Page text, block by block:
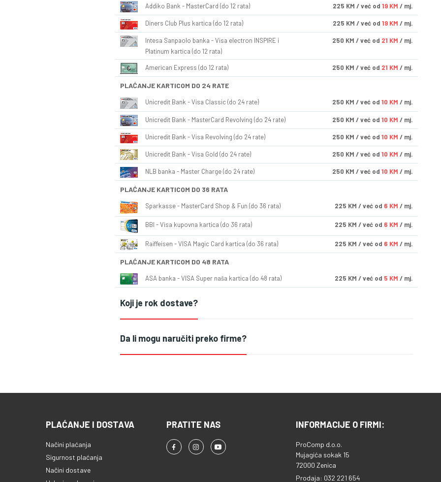
Addiko Bank - MasterCard (do 12 rata) 225 KM / već od 19 KM / mj.
Diners Club Plus kartica (do 12 rata) 225 KM / već od 19 KM / mj.
Intesa Sanpaolo banka - Visa electron INSPIRE i
Platinum kartica (do 12 rata)
250 KM / već od 21 KM / mj.
American Express (do 12 rata) 250 KM / već od 21 KM / mj.
PLAĆANJE KARTICOM DO 24 RATE
Unicredit Bank - Visa Classic (do 24 rate) 250 KM / već od 10 KM / mj.
Unicredit Bank - MasterCard Revolving (do 24 rate) 250 KM / već od 10 KM / mj.
Unicredit Bank - Visa Revolving (do 24 rate) 250 KM / već od 10 KM / mj.
Unicredit Bank - Visa Gold (do 24 rate) 250 KM / već od 10 KM / mj.
NLB banka - Master Charge (do 24 rate) 250 KM / već od 10 KM / mj.
PLAĆANJE KARTICOM DO 36 RATA
Sparkasse - MasterCard Shop & Fun (do 36 rata) 225 KM / već od 6 KM / mj.
BBI - Visa kupovna kartica (do 36 rata) 225 KM / već od 6 KM / mj.
Raiffeisen - VISA Magic Card kartica (do 36 rata) 225 KM / već od 6 KM / mj.
PLAĆANJE KARTICOM DO 48 RATA
ASA banka - VISA Super naša kartica (do 48 rata) 225 KM / već od 5 KM / mj.
Koji je rok dostave?
Da li mogu naručiti preko firme?
PLAĆANJE I DOSTAVA
Načini plaćanja
Sigurnost plaćanja
Načini dostave
PRATITE NAS INFORMACIJE O FIRMI:
ProComp d.o.o.
Mujagića sokak 15
72000 Zenica
Prodaja: 032 221 654